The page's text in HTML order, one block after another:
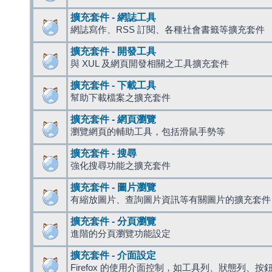
擴充套件 - 網誌工具
網誌寫作、RSS 訂閱、各種社會書籤等擴充套件
擴充套件 - 開發工具
與 XUL 及網頁開發相關之工具擴充套件
擴充套件 - 下載工具
幫助下載檔案之擴充套件
擴充套件 - 網頁瀏覽
瀏覽網頁的輔助工具，包括滑鼠手勢等
擴充套件 - 搜尋
強化搜尋功能之擴充套件
擴充套件 - 圖片瀏覽
有縮放圖片、查詢圖片資訊等有關圖片的擴充套件
擴充套件 - 分頁瀏覽
進階的分頁瀏覽功能設定
擴充套件 - 介面設定
Firefox 的使用介面控制，如工具列、狀態列、按